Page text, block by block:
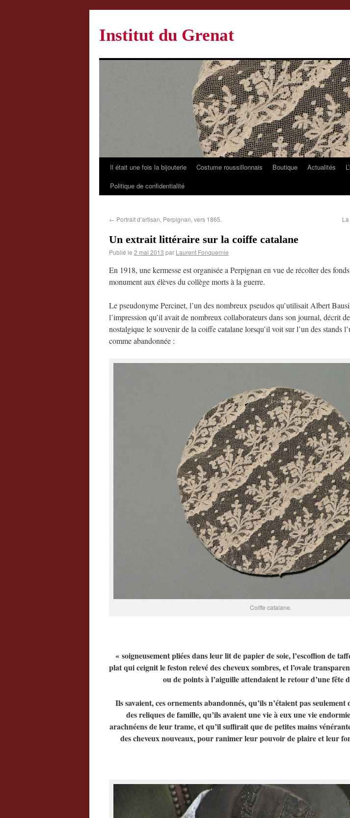
Institut du Grenat
Il était une fois la bijouterie Costume roussillonnais Boutique Actualités
Politique de confidentialité
← Portrait d’artisan, Perpignan, vers 1865.
Un extrait littéraire sur la coiffe catalane
Publié le 2 mai 2013 par Laurent Fonquernie
En 1918, une kermesse est organisée a Perpignan en vue de récolter des
monument aux élèves du collège morts à la guerre.
Le pseudonyme Percinet, l’un des nombreux pseudos qu’utilisait Albert
l’impression qu’il avait de nombreux collaborateurs dans son journal, décrit
nostalgique le souvenir de la coiffe catalane lorsqu’il voit sur l’un des stands
comme abandonnée :
Coiffe catalane.
« soigneusement pliées dans leur lit de papier de soie, l’escoffion de
plat qui ceignit le feston relevé des cheveux sombres, et l’ovale
ou de points à l’aiguille attendaient le retour d’une fête
Ils savaient, ces ornements abandonnés, qu’ils n’étaient pas seulement
des reliques de famille, qu’ils avaient une vie à eux une vie
arachnéens de leur trame, et qu’il suffirait que de petites mains
des cheveux nouveaux, pour ranimer leur pouvoir de plaire et leur